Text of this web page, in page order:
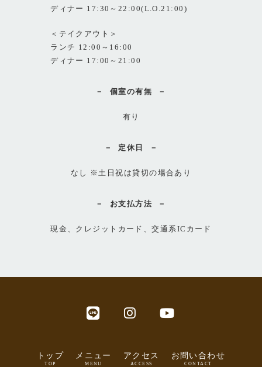
ディナー 17:30～22:00(L.O.21:00)
＜テイクアウト＞
ランチ 12:00～16:00
ディナー 17:00～21:00
個室の有無
有り
定休日
なし ※土日祝は貸切の場合あり
お支払方法
現金、クレジットカード、交通系ICカード
トップ
TOP
メニュー
MENU
アクセス
ACCESS
お問い合わせ
CONTACT